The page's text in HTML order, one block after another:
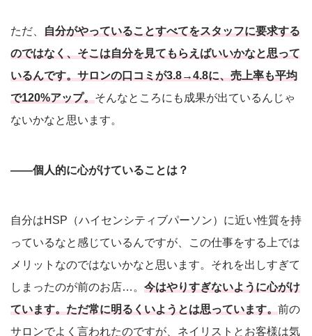
ただ、 自分がやっていることすべてをスタッフに要求する
のではなく、そこは自分を見てもらえばいいかなと思って
いるんです。サロンの口コミが3.8→4.8に、売上率も平均
で120%アップ。そんなところにも成果が出ているんじゃ
ないかなと思います。
――個人的に心がけていることは？
自分はHSP（ハイセンシティブパーソン）に近い性質を持
っているなと感じているんですが、この仕事をする上では
メリットなのではないかなと思います。それを出しすぎて
しまったのが前のお店…。 今はやりすぎないように心がけ
ています。ただ常に明るくいようとは思っています。前の
サロンでよく言われたのですが、ネイリストとお客様は気